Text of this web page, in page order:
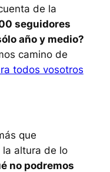
de la
seguidores
año y medio?
camino de
todos vosotros
que
la altura de lo
no podremos